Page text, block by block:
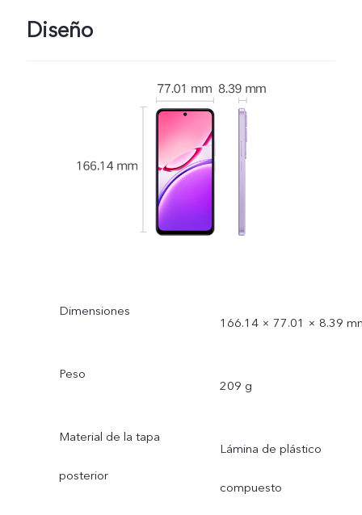
Diseño
Dimensiones
166.14 × 77.01 × 8.39
Peso
209 g
Material de la tapa
posterior
Lámina de plástico
compuesto